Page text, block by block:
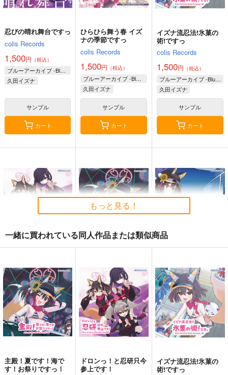
忍びの晴れ舞台ですっ
colis Records
1,500円 （税込）
ブルーアーカイブ -Blue Archive-
久田イズナ
サンプル
カート
ひらひら舞う春 イズ
ナの季節ですっ
colis Records
1,500円 （税込）
ブルーアーカイブ -Blue Archive-
久田イズナ
サンプル
カート
イズナ流忍法!氷菓の
術!ですっ
colis Records
1,500円 （税込）
ブルーアーカイブ -Blue Archive-
久田イズナ
サンプル
カート
参上です！
colis Records
1,500円（税込）
ブルーアーカイブ -Blue Archive-
久田イズナ
サンプル
す！お祭りですっ！
colis Records
1,500円（税込）
ブルーアーカイブ -Blue Archive-
久田イズナ
サンプル
術！ですっ
colis Records
1,500円（税込）
ブルーアーカイブ -Blue Archive-
久田イズナ
サンプル
もっと見る！
一緒に買われている同人作品または類似商品
主殿！夏です！海で
す！お祭りですっ！
ドロンっ！と忍研只今
参上です！
イズナ流忍法!氷菓の
術!ですっ